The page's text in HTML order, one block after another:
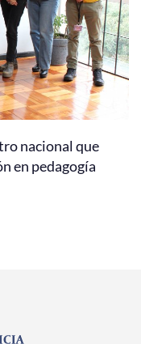
nacional que
en pedagogía